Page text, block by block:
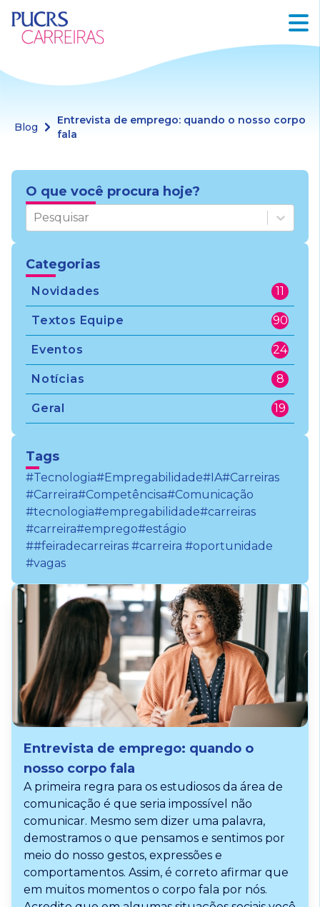
Blog
Entrevista de emprego: quando o nosso corpo
fala
Entrevista de emprego: quando o
nosso corpo fala
A primeira regra para os estudiosos da área de
comunicação é que seria impossível não
comunicar. Mesmo sem dizer uma palavra,
demostramos o que pensamos e sentimos por
meio do nosso gestos, expressões e
comportamentos. Assim, é correto afirmar que
em muitos momentos o corpo fala por nós.
O que você procura hoje?
Pesquisar
Categorias
Novidades 11
Textos Equipe 90
Eventos 24
Notícias 8
Geral 19
Tags
#Tecnologia#Empregabilidade#IA#Carreiras
#Carreira#Competêncisa#Comunicação
#tecnologia#empregabilidade#carreiras
#carreira#emprego#estágio
##feiradecarreiras #carreira #oportunidade
#vagas